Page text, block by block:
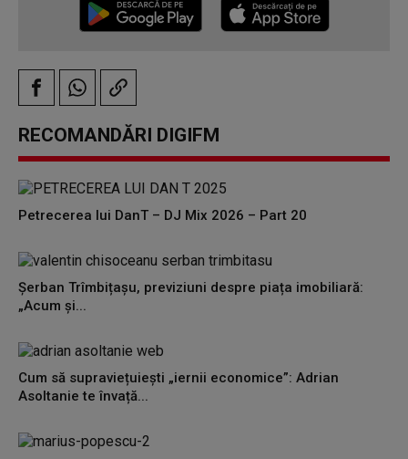
RECOMANDĂRI DIGIFM
Petrecerea lui DanT – DJ Mix 2026 – Part 20
Șerban Trîmbițașu, previziuni despre piața imobiliară:
„Acum și...
Cum să supraviețuiești „iernii economice”: Adrian
Asoltanie te învață...